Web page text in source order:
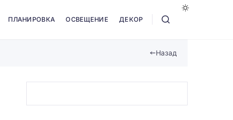
ПЛАНИРОВКА ОСВЕЩЕНИЕ ДЕКОР
Назад